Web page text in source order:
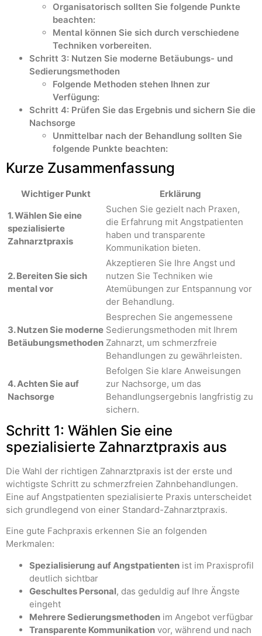
Organisatorisch sollten Sie folgende Punkte
beachten:
Mental können Sie sich durch verschiedene
Techniken vorbereiten.
Schritt 3: Nutzen Sie moderne Betäubungs- und
Sedierungsmethoden
Folgende Methoden stehen Ihnen zur
Verfügung:
Schritt 4: Prüfen Sie das Ergebnis und sichern Sie die
Nachsorge
Unmittelbar nach der Behandlung sollten Sie
folgende Punkte beachten:
Kurze Zusammenfassung
Wichtiger Punkt
Erklärung
1. Wählen Sie eine
spezialisierte
Zahnarztpraxis
Suchen Sie gezielt nach Praxen,
die Erfahrung mit Angstpatienten
haben und transparente
Kommunikation bieten.
2. Bereiten Sie sich
mental vor
Akzeptieren Sie Ihre Angst und
nutzen Sie Techniken wie
Atemübungen zur Entspannung vor
der Behandlung.
3. Nutzen Sie moderne
Betäubungsmethoden
Besprechen Sie angemessene
Sedierungsmethoden mit Ihrem
Zahnarzt, um schmerzfreie
Behandlungen zu gewährleisten.
4. Achten Sie auf
Nachsorge
Befolgen Sie klare Anweisungen
zur Nachsorge, um das
Behandlungsergebnis langfristig zu
sichern.
Schritt 1: Wählen Sie eine
spezialisierte Zahnarztpraxis aus
Die Wahl der richtigen Zahnarztpraxis ist der erste und
wichtigste Schritt zu schmerzfreien Zahnbehandlungen.
Eine auf Angstpatienten spezialisierte Praxis unterscheidet
sich grundlegend von einer Standard-Zahnarztpraxis.
Eine gute Fachpraxis erkennen Sie an folgenden
Merkmalen:
Spezialisierung auf Angstpatienten ist im Praxisprofil
deutlich sichtbar
Geschultes Personal, das geduldig auf Ihre Ängste
eingeht
Mehrere Sedierungsmethoden im Angebot verfügbar
Transparente Kommunikation vor, während und nach